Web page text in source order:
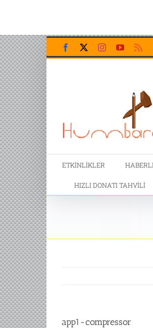
Skip
to
content
Facebook InstagramYouTubeRss
ETKİNLİKLER
HIZLI DONATI TAHVİLİ
app1-compressor